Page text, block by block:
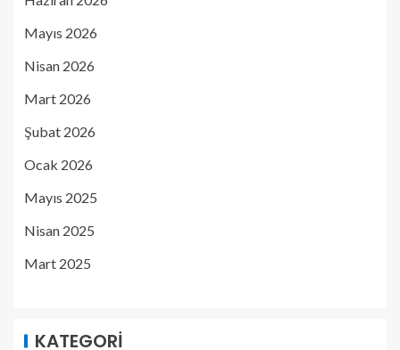
Mayıs 2026
Nisan 2026
Mart 2026
Şubat 2026
Ocak 2026
Mayıs 2025
Nisan 2025
Mart 2025
KATEGORI